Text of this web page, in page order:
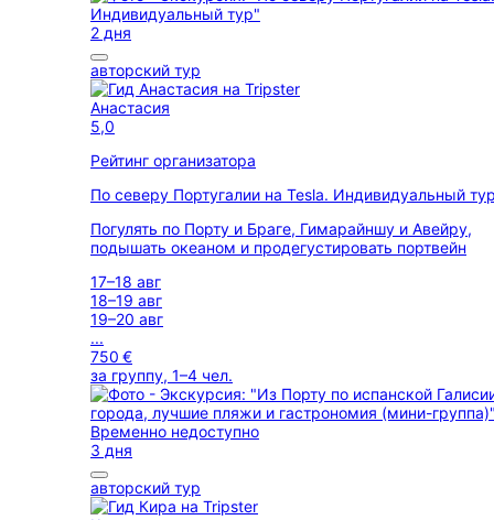
2 дня
авторский тур
Анастасия
5,0
Рейтинг организатора
По северу Португалии на Tesla. Индивидуальный
Погулять по Порту и Браге, Гимарайншу и Авейру,
подышать океаном и продегустировать портвейн
17–18 авг
18–19 авг
19–20 авг
...
750 €
за группу, 1–4 чел.
Временно недоступно
3 дня
авторский тур